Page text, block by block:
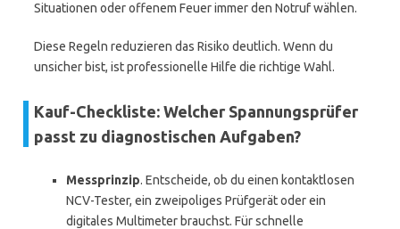
Situationen oder offenem Feuer immer den Notruf wählen.
Diese Regeln reduzieren das Risiko deutlich. Wenn du
unsicher bist, ist professionelle Hilfe die richtige Wahl.
Kauf-Checkliste: Welcher Spannungsprüfer
passt zu diagnostischen Aufgaben?
Messprinzip. Entscheide, ob du einen kontaktlosen
NCV-Tester, ein zweipoliges Prüfgerät oder ein
digitales Multimeter brauchst. Für schnelle